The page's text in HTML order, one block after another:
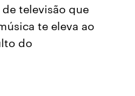
de televisão que
te eleva ao
do